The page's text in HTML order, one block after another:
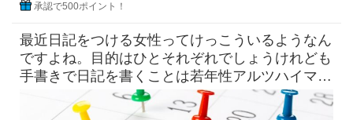
承認で500ポイント！
最近日記をつける女性ってけっこういるようなん
ですよね。目的はひとそれぞれでしょうけれども
手書きで日記を書くことは若年性アルツハイマー
にも効果はすこしくらいは貢献